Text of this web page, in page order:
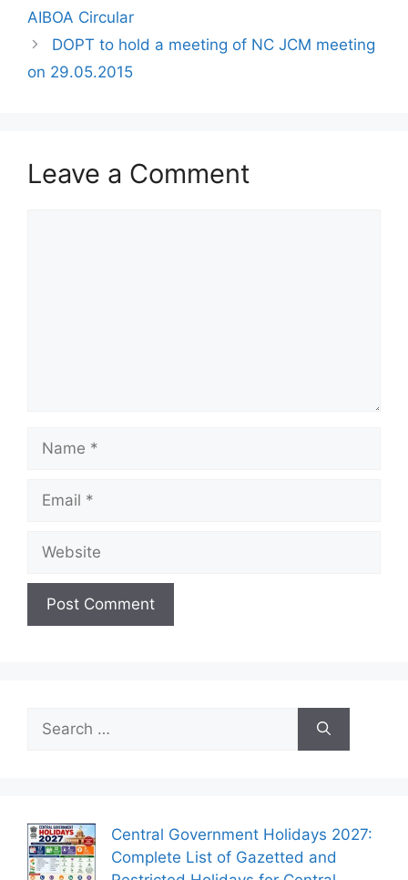
AIBOA Circular
DOPT to hold a meeting of NC JCM meeting
on 29.05.2015
Leave a Comment
for:
Central Government Holidays 2027:
Complete List of Gazetted and